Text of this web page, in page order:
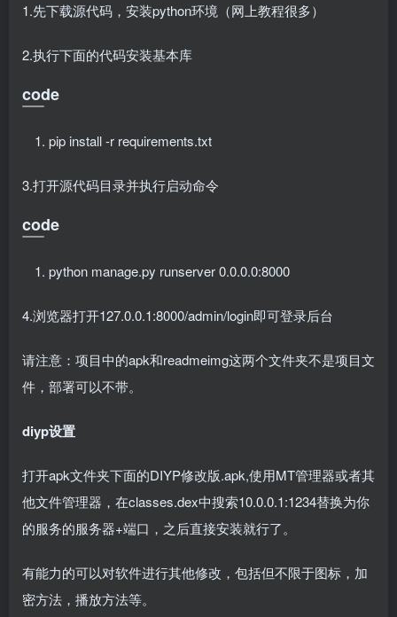
1.先下载源代码，安装python环境（网上教程很多）
2.执行下面的代码安装基本库
code
pip install -r requirements.txt
3.打开源代码目录并执行启动命令
code
python manage.py runserver 0.0.0.0:8000
4.浏览器打开127.0.0.1:8000/admin/login即可登录后台
请注意：项目中的apk和readmeimg这两个文件夹不是项目文
件，部署可以不带。
diyp设置
打开apk文件夹下面的DIYP修改版.apk,使用MT管理器或者其
他文件管理器，在classes.dex中搜索10.0.0.1:1234替换为你
的服务的服务器+端口，之后直接安装就行了。
有能力的可以对软件进行其他修改，包括但不限于图标，加
密方法，播放方法等。